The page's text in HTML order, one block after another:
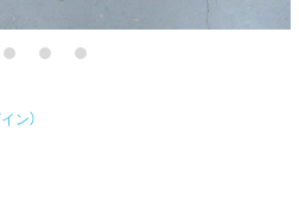
ン）